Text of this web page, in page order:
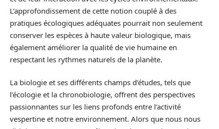
L’approfondissement de cette notion couplé à des
pratiques écologiques adéquates pourrait non seulement
conserver les espèces à haute valeur biologique, mais
également améliorer la qualité de vie humaine en
respectant les rythmes naturels de la planète.
La biologie et ses différents champs d’études, tels que
l’écologie et la chronobiologie, offrent des perspectives
passionnantes sur les liens profonds entre l’activité
vespertine et notre environnement. Alors que nous nous